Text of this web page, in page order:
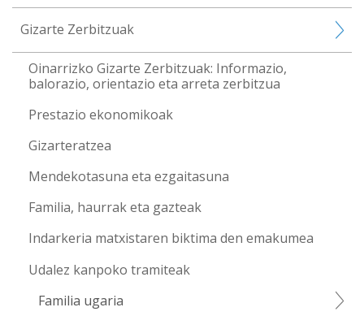
Gizarte Zerbitzuak
Oinarrizko Gizarte Zerbitzuak: Informazio,
balorazio, orientazio eta arreta zerbitzua
Prestazio ekonomikoak
Gizarteratzea
Mendekotasuna eta ezgaitasuna
Familia, haurrak eta gazteak
Indarkeria matxistaren biktima den emakumea
Udalez kanpoko tramiteak
Familia ugaria